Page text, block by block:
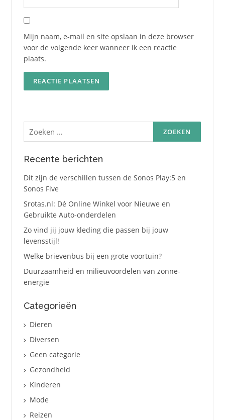
Mijn naam, e-mail en site opslaan in deze browser
voor de volgende keer wanneer ik een reactie
plaats.
Zoeken
naar:
Recente berichten
Dit zijn de verschillen tussen de Sonos Play:5 en
Sonos Five
Srotas.nl: Dé Online Winkel voor Nieuwe en
Gebruikte Auto-onderdelen
Zo vind jij jouw kleding die passen bij jouw
levensstijl!
Welke brievenbus bij een grote voortuin?
Duurzaamheid en milieuvoordelen van zonne-
energie
Categorieën
Dieren
Diversen
Geen categorie
Gezondheid
Kinderen
Mode
Reizen